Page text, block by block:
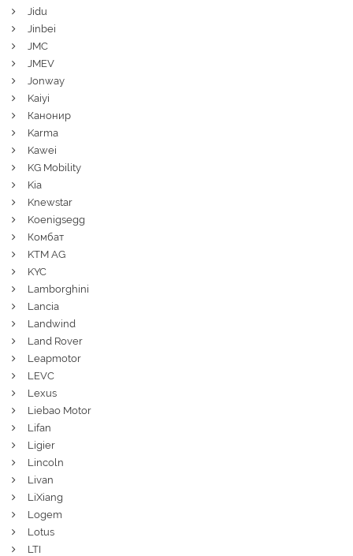
Jidu
Jinbei
JMC
JMEV
Jonway
Kaiyi
Канонир
Karma
Kawei
KG Mobility
Kia
Knewstar
Koenigsegg
Комбат
KTM AG
KYC
Lamborghini
Lancia
Landwind
Land Rover
Leapmotor
LEVC
Lexus
Liebao Motor
Lifan
Ligier
Lincoln
Livan
LiXiang
Logem
Lotus
LTI